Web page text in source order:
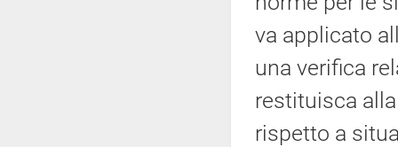
va applicato
una verifica
restituisca
rispetto a